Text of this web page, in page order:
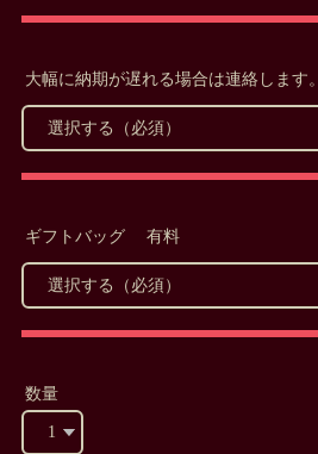
大幅に納期が遅れる場合は連絡します。
ギフトバッグ 有料
数量